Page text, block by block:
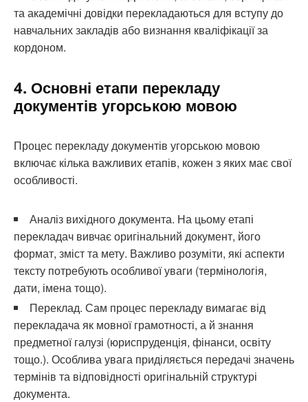
та академічні довідки перекладаються для вступу до
навчальних закладів або визнання кваліфікації за
кордоном.
4. Основні етапи перекладу
документів угорською мовою
Процес перекладу документів угорською мовою
включає кілька важливих етапів, кожен з яких має свої
особливості.
Аналіз вихідного документа. На цьому етапі
перекладач вивчає оригінальний документ, його
формат, зміст та мету. Важливо розуміти, які аспекти
тексту потребують особливої уваги (термінологія,
дати, імена тощо).
Переклад. Сам процес перекладу вимагає від
перекладача як мовної грамотності, а й знання
предметної галузі (юриспруденція, фінанси, освіту
тощо.). Особлива увага приділяється передачі значень
термінів та відповідності оригінальній структурі
документа.